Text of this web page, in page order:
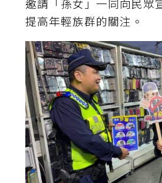
邀請「孫女」一同向民眾
提高年輕族群的關注。